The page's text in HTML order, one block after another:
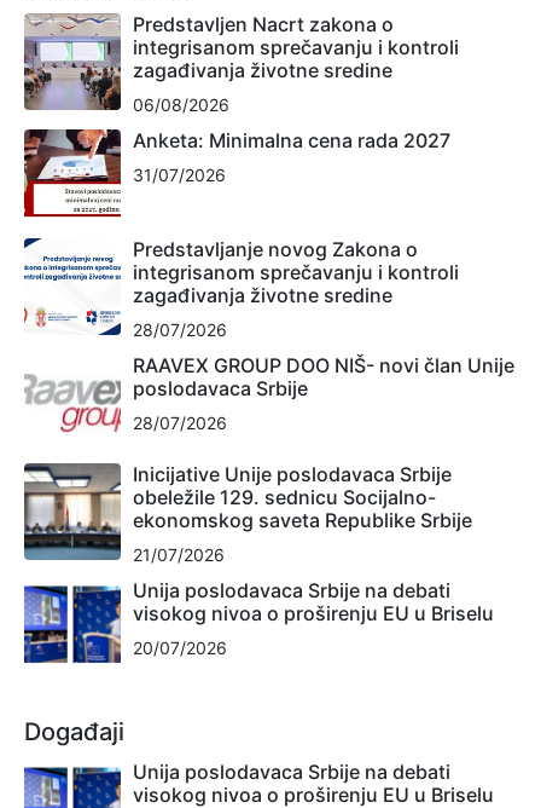
Predstavljen Nacrt zakona o
integrisanom sprečavanju i kontroli
zagađivanja životne sredine
06/08/2026
Anketa: Minimalna cena rada 2027
31/07/2026
Predstavljanje novog Zakona o
integrisanom sprečavanju i kontroli
zagađivanja životne sredine
28/07/2026
RAAVEX GROUP DOO NIŠ- novi član Unije
poslodavaca Srbije
28/07/2026
Inicijative Unije poslodavaca Srbije
obeležile 129. sednicu Socijalno-
ekonomskog saveta Republike Srbije
21/07/2026
Unija poslodavaca Srbije na debati
visokog nivoa o proširenju EU u Briselu
20/07/2026
Događaji
Unija poslodavaca Srbije na debati
visokog nivoa o proširenju EU u Briselu